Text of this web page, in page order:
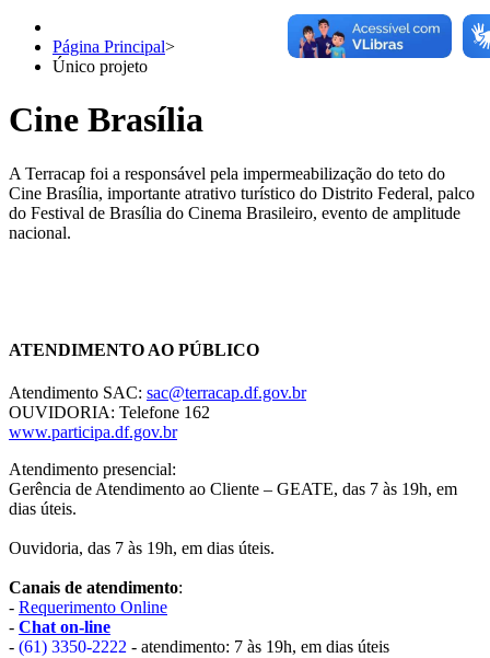
Página Principal>
Único projeto
Cine Brasília
A Terracap foi a responsável pela impermeabilização do teto do
Cine Brasília, importante atrativo turístico do Distrito Federal, palco
do Festival de Brasília do Cinema Brasileiro, evento de amplitude
nacional.
ATENDIMENTO AO PÚBLICO
Atendimento SAC: sac@terracap.df.gov.br
OUVIDORIA: Telefone 162
www.participa.df.gov.br
Atendimento presencial:
Gerência de Atendimento ao Cliente – GEATE, das 7 às 19h, em
dias úteis.
Ouvidoria, das 7 às 19h, em dias úteis.
Canais de atendimento:
- Requerimento Online
- Chat on-line
- (61) 3350-2222 - atendimento: 7 às 19h, em dias úteis